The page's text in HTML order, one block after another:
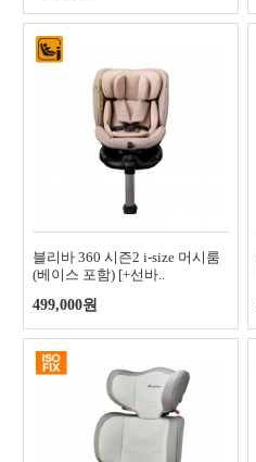
블리바 360 시즌2 i-size 머시룸
(베이스 포함) [+선바..
499,000원